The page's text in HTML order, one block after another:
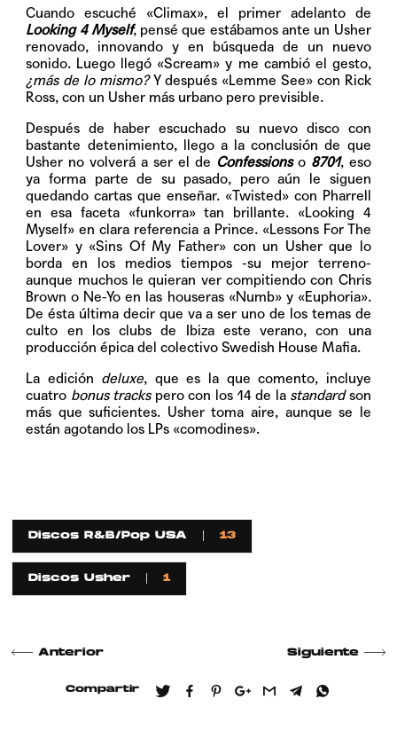
Cuando escuché «Climax», el primer adelanto de
Looking 4 Myself, pensé que estábamos ante un Usher
renovado, innovando y en búsqueda de un nuevo
sonido. Luego llegó «Scream» y me cambió el gesto,
¿más de lo mismo?Y después «Lemme See» con Rick
Ross, con un Usher más urbano pero previsible.
Después de haber escuchado su nuevo disco con
bastante detenimiento, llego a la conclusión de que
Usher no volverá a ser el de Confessionso 8701, eso
ya forma parte de su pasado, pero aún le siguen
quedando cartas que enseñar. «Twisted» con Pharrell
en esa faceta «funkorra» tan brillante. «Looking 4
Myself» en clara referencia a Prince. «Lessons For The
Lover» y «Sins Of My Father» con un Usher que lo
borda en los medios tiempos -su mejor terreno-
aunque muchos le quieran ver compitiendo con Chris
Brown o Ne-Yo en las houseras «Numb» y «Euphoria».
De ésta última decir que va a ser uno de los temas de
culto en los clubs de Ibiza este verano, con una
producción épica del colectivo Swedish House Mafia.
La edición deluxe, que es la que comento, incluye
cuatro bonus trackspero con los 14 de lastandardson
más que suficientes. Usher toma aire, aunque se le
están agotando los LPs «comodines».
Discos R&B/Pop USA 13
Discos Usher 1
Anterior Siguiente
Compartir